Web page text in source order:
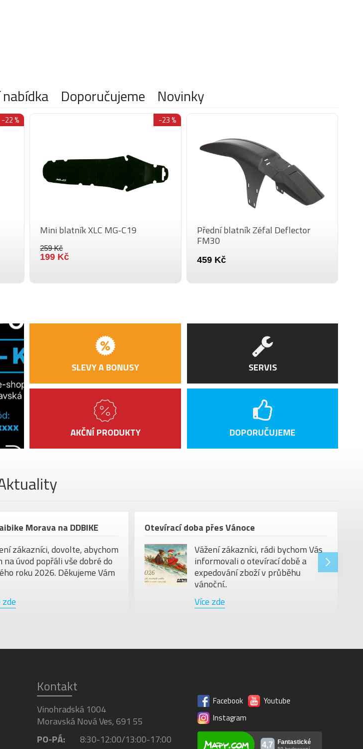
Doporučujeme Novinky
-22 % -23 %
Mini blatník XLC MG-C19
259 Kč
199 Kč
Přední blatník Zéfal Deflector
FM30
459 Kč
SLEVY A BONUSY
AKČNÍ PRODUKTY
SERVIS
DOPORUČUJEME
Morava na DDBIKE
zákazníci, dovolte, abychom
na úvod popřáli vše dobré do
roku 2026. Děkujeme Vám
zde
Otevírací doba přes Vánoce
Vážení zákazníci, rádi bychom Vás
informovali o otevírací době a
expedování zboží v průběhu
vánoční..
Více zde
Kontakt
Vinohradská 1004
Moravská Nová Ves, 691 55
PO-PÁ:
8:30-12:00/13:00-17:00
Facebook
Youtube
Instagram